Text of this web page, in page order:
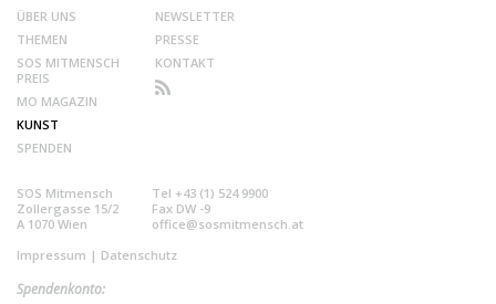
ÜBER UNS
THEMEN
SOS MITMENSCH
PREIS
MO MAGAZIN
KUNST
SPENDEN
NEWSLETTER
PRESSE
KONTAKT
SOS Mitmensch
Zollergasse 15/2
A 1070 Wien
Tel +43 (1) 524 9900
Fax DW -9
office@sosmitmensch.at
Impressum | Datenschutz
Spendenkonto: